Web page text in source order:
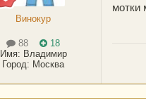
Винокур
88
18
Имя: Владимир
Город: Москва
мотки